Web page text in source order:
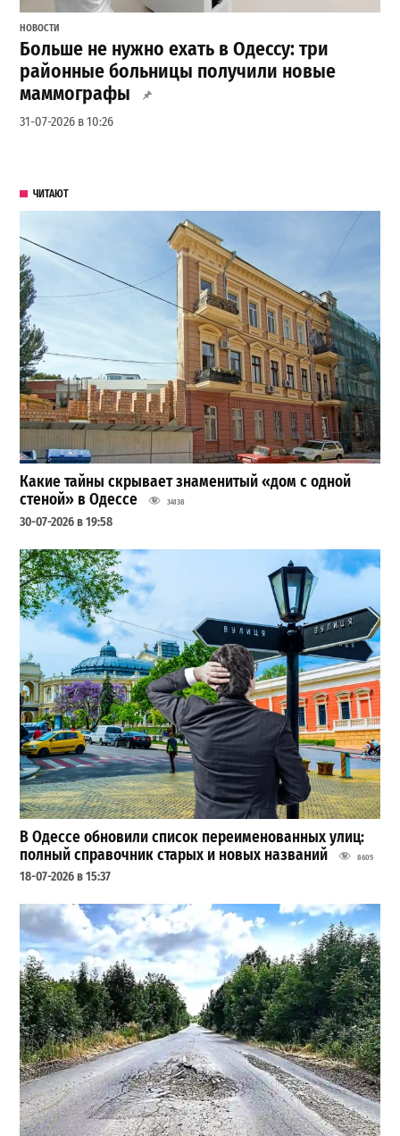
НОВОСТИ
Больше не нужно ехать в Одессу: три
районные больницы получили новые
маммографы
31-07-2026 в 10:26
ЧИТАЮТ
Какие тайны скрывает знаменитый «дом с одной
стеной» в Одессе
34138
30-07-2026 в 19:58
В Одессе обновили список переименованных улиц:
полный справочник старых и новых названий
8605
18-07-2026 в 15:37